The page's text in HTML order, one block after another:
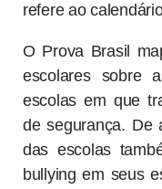
refere ao
O Prova Brasil
escolares sobre
escolas em que
de segurança. De
das escolas
bullying em seus